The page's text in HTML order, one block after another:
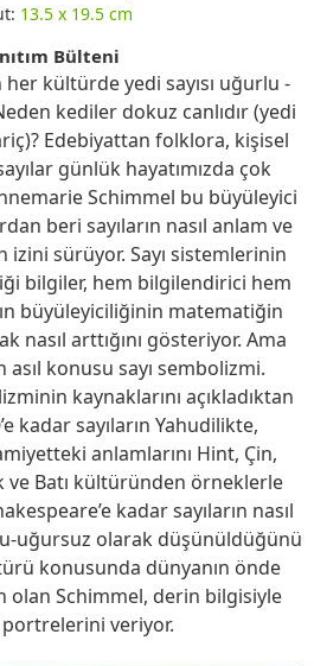
13.5 x 19.5 cm
Bülteni
kültürde yedi sayısı uğurlu -
kediler dokuz canlıdır (yedi
Edebiyattan folklora, kişisel
günlük hayatımızda çok
Schimmel bu büyüleyici
beri sayıların nasıl anlam ve
izini sürüyor. Sayı sistemlerinin
bilgiler, hem bilgilendirici hem
büyüleyiciliğinin matematiğin
nasıl arttığını gösteriyor. Ama
asıl konusu sayı sembolizmi.
kaynaklarını açıkladıktan
kadar sayıların Yahudilikte,
anlamlarını Hint, Çin,
ve Batı kültüründen örneklerle
kadar sayıların nasıl
uğursuz olarak düşünüldüğünü
konusunda dünyanın önde
olan Schimmel, derin bilgisiyle
portrelerini veriyor.